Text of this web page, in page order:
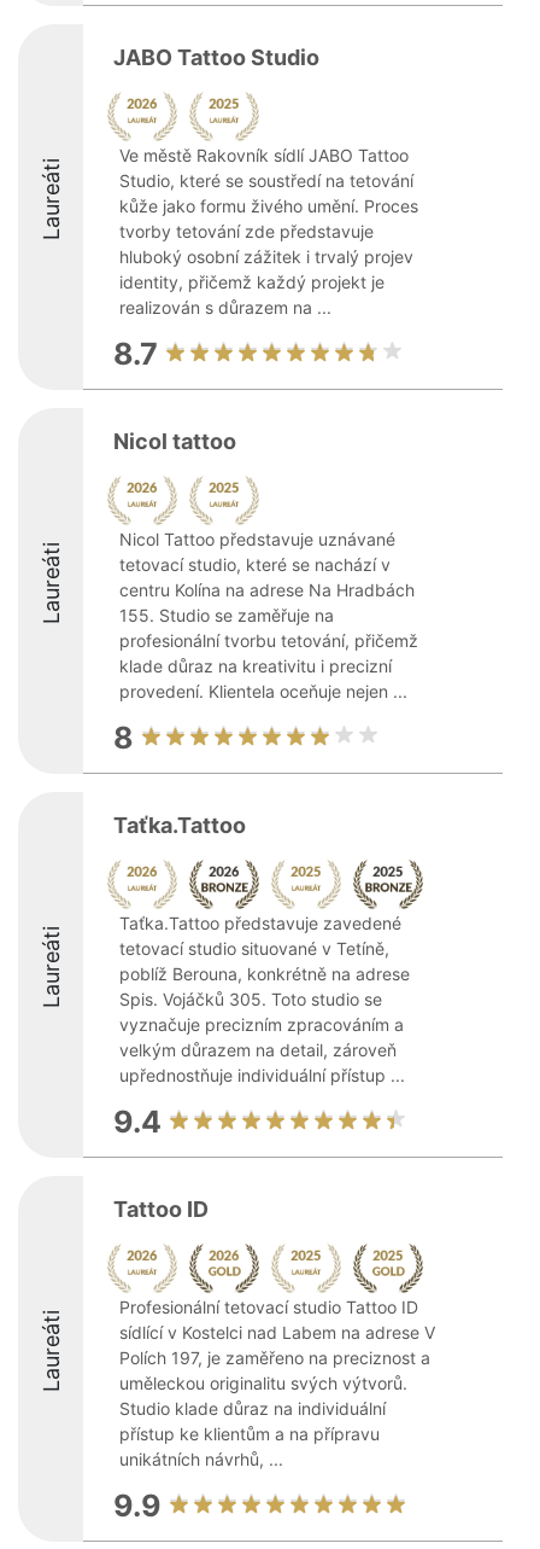
Laureáti
JABO Tattoo Studio
Ve městě Rakovník sídlí JABO Tattoo
Studio, které se soustředí na tetování
kůže jako formu živého umění. Proces
tvorby tetování zde představuje
hluboký osobní zážitek i trvalý projev
identity, přičemž každý projekt je
realizován s důrazem na ...
8.7
Laureáti
Nicol tattoo
Nicol Tattoo představuje uznávané
tetovací studio, které se nachází v
centru Kolína na adrese Na Hradbách
155. Studio se zaměřuje na
profesionální tvorbu tetování, přičemž
klade důraz na kreativitu i precizní
provedení. Klientela oceňuje nejen ...
8
Laureáti
Taťka.Tattoo
Taťka.Tattoo představuje zavedené
tetovací studio situované v Tetíně,
poblíž Berouna, konkrétně na adrese
Spis. Vojáčků 305. Toto studio se
vyznačuje precizním zpracováním a
velkým důrazem na detail, zároveň
upřednostňuje individuální přístup ...
9.4
Laureáti
Tattoo ID
Profesionální tetovací studio Tattoo ID
sídlící v Kostelci nad Labem na adrese V
Polích 197, je zaměřeno na preciznost a
uměleckou originalitu svých výtvorů.
Studio klade důraz na individuální
přístup ke klientům a na přípravu
unikátních návrhů, ...
9.9